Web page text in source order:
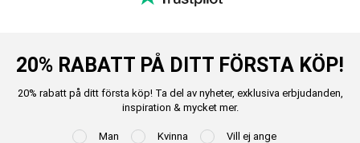
20% RABATT PÅ DITT FÖRSTA KÖP!
20% rabatt på ditt första köp! Ta del av nyheter, exklusiva erbjudanden,
inspiration & mycket mer.
Man Kvinna Vill ej ange